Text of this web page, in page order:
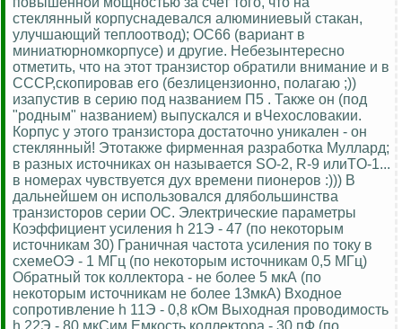
стеклянный корпуснадевался алюминиевый стакан,
улучшающий теплоотвод); OC66 (вариант в
миниатюрномкорпусе) и другие. Небезынтересно
отметить, что на этот транзистор обратили внимание и в
СССР,скопировав его (безлицензионно, полагаю ;))
изапустив в серию под названием П5 . Также он (под
"родным" названием) выпускался и вЧехословакии.
Корпус у этого транзистора достаточно уникален - он
стеклянный! Этотакже фирменная разработка Муллард;
в разных источниках он называется SO-2, R-9 илиTO-1...
в номерах чувствуется дух времени пионеров :))) В
дальнейшем он использовался длябольшинства
транзисторов серии OC. Электрические параметры
Коэффициент усиления h 21Э - 47 (по некоторым
источникам 30) Граничная частота усиления по току в
схемеОЭ - 1 МГц (по некоторым источникам 0,5 МГц)
Обратный ток коллектора - не более 5 мкА (по
некоторым источникам не более 13мкА) Входное
сопротивление h 11Э - 0,8 кОм Выходная проводимость
h 22Э - 80 мкСим Емкость коллектора - 30 пФ (по